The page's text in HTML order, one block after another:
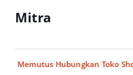
Mitra
Memutus Hubungkan Toko